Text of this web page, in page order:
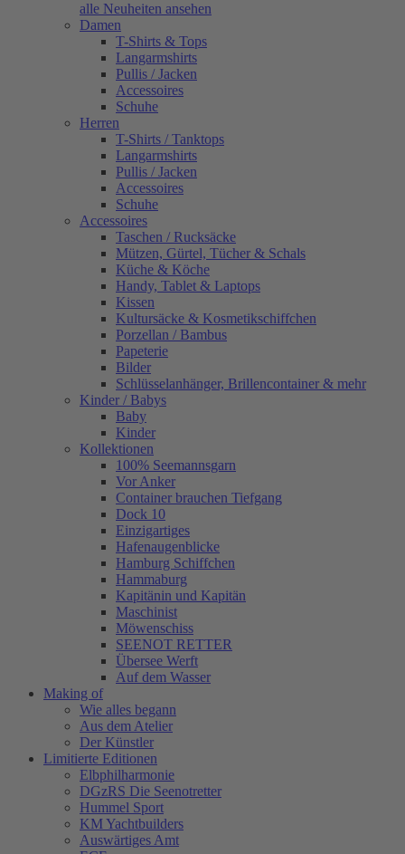
alle Neuheiten ansehen
Damen
T-Shirts & Tops
Langarmshirts
Pullis / Jacken
Accessoires
Schuhe
Herren
T-Shirts / Tanktops
Langarmshirts
Pullis / Jacken
Accessoires
Schuhe
Accessoires
Taschen / Rucksäcke
Mützen, Gürtel, Tücher & Schals
Küche & Köche
Handy, Tablet & Laptops
Kissen
Kultursäcke & Kosmetikschiffchen
Porzellan / Bambus
Papeterie
Bilder
Schlüsselanhänger, Brillencontainer & mehr
Kinder / Babys
Baby
Kinder
Kollektionen
100% Seemannsgarn
Vor Anker
Container brauchen Tiefgang
Dock 10
Einzigartiges
Hafenaugen­blicke
Hamburg Schiffchen
Hammaburg
Kapitänin und Kapitän
Maschinist
Möwenschiss
SEENOT RETTER
Übersee Werft
Auf dem Wasser
Making of
Wie alles begann
Aus dem Atelier
Der Künstler
Limitierte Editionen
Elbphilharmonie
DGzRS Die Seenotretter
Hummel Sport
KM Yachtbuilders
Auswärtiges Amt